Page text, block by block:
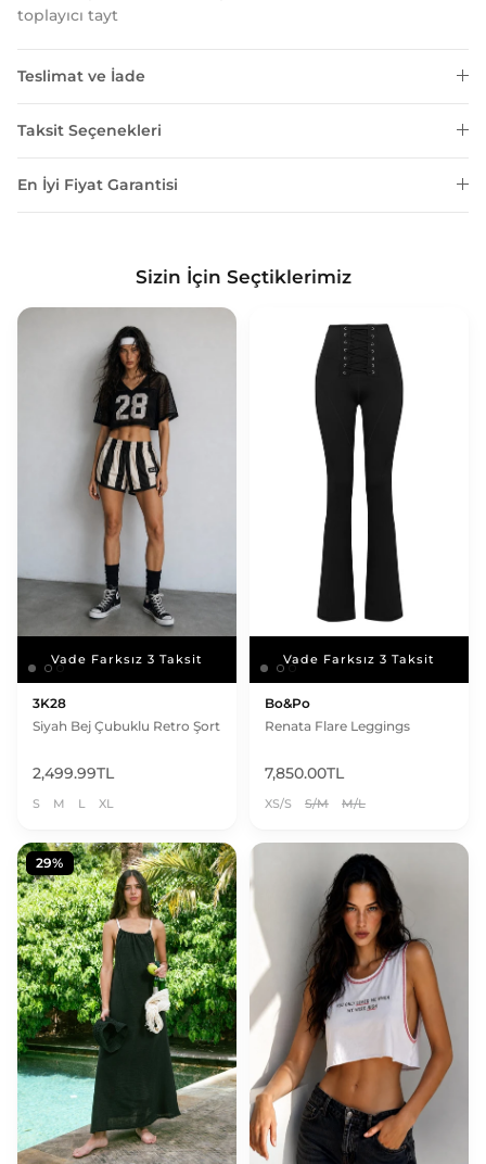
toplayıcı tayt
Teslimat ve İade
Taksit Seçenekleri
En İyi Fiyat Garantisi
Sizin İçin Seçtiklerimiz
Vade Farksız 3 Taksit
Vade Farksız 3 Taksit
3K28
Siyah Bej Çubuklu Retro Şort
2,499.99TL
S M L XL
Vade Farksız 3 Taksit
Vade Farksız 3 Taksit
Bo&Po
Renata Flare Leggings
7,850.00TL
XS/S S/M M/L
29%